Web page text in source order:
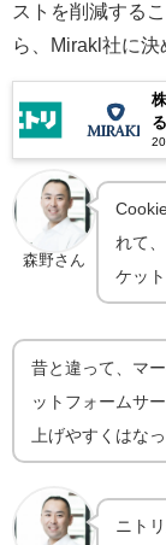
ストを削減する
ら、Mirakl社に決
森野さん
れて
ケッ
昔と違って、マ
ットフォームサ
上げやすくはな
ニト